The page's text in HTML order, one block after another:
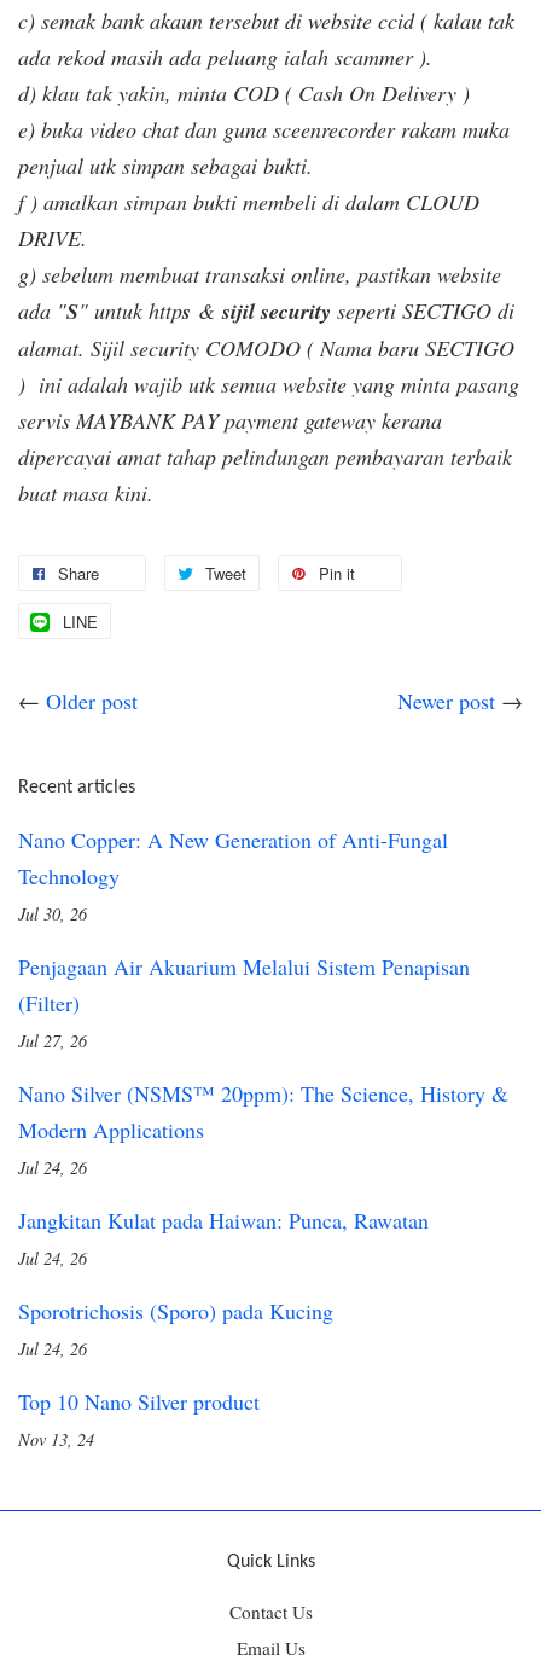
c) semak bank akaun tersebut di website ccid ( kalau tak
ada rekod masih ada peluang ialah scammer ).
d) klau tak yakin, minta COD ( Cash On Delivery )
e) buka video chat dan guna sceenrecorder rakam muka
penjual utk simpan sebagai bukti.
f ) amalkan simpan bukti membeli di dalam CLOUD
DRIVE.
g) sebelum membuat transaksi online, pastikan website
ada "S" untuk https & sijil security seperti SECTIGO di
alamat. Sijil security COMODO ( Nama baru SECTIGO
) ini adalah wajib utk semua website yang minta pasang
servis MAYBANK PAY payment gateway kerana
dipercayai amat tahap pelindungan pembayaran terbaik
buat masa kini.
Share Tweet Pin it
LINE
← Older post Newer post →
Recent articles
Nano Copper: A New Generation of Anti-Fungal
Technology
Jul 30, 26
Penjagaan Air Akuarium Melalui Sistem Penapisan
(Filter)
Jul 27, 26
Nano Silver (NSMS™ 20ppm): The Science, History &
Modern Applications
Jul 24, 26
Jangkitan Kulat pada Haiwan: Punca, Rawatan
Jul 24, 26
Sporotrichosis (Sporo) pada Kucing
Jul 24, 26
Top 10 Nano Silver product
Nov 13, 24
Quick Links
Contact Us
Email Us